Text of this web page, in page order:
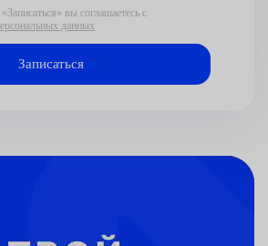
вы соглашаетесь с
данных